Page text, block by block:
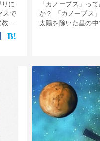
に
スで
的
うで
たと
「カノープス」っ
か？ 「カノープス
太陽を除いた星の
る恒星で、1番目に
ス」は有名なんで